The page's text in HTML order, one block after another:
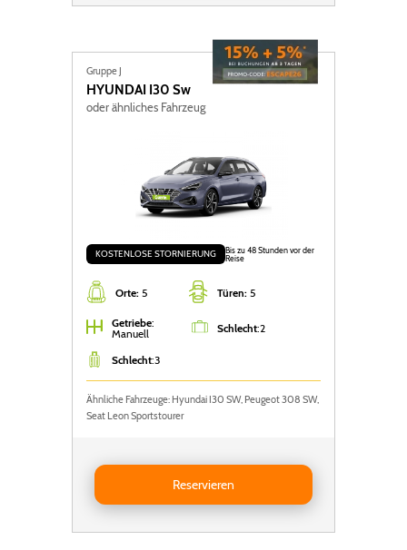
Gruppe J
HYUNDAI I30 Sw
oder ähnliches Fahrzeug
Orte: 5 Türen: 5
KOSTENLOSE STORNIERUNG
Bis zu 48 Stunden vor der
Reise
Getriebe:
Manuell
Schlecht:2
Schlecht:3
Ähnliche Fahrzeuge: Hyundai I30 SW, Peugeot 308 SW,
Seat Leon Sportstourer
Reservieren
Reservieren Hyundai i30 SW